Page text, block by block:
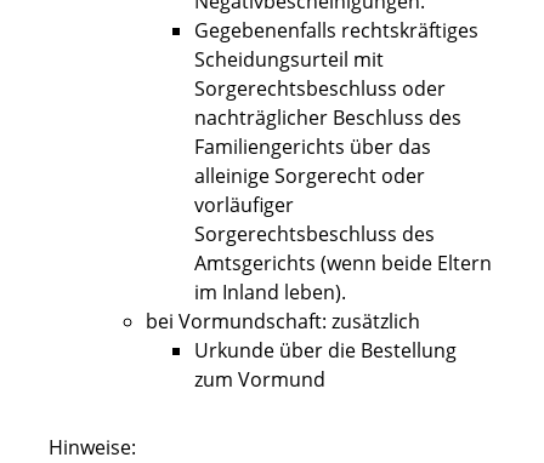
Gegebenenfalls rechtskräftiges
Scheidungsurteil mit
Sorgerechtsbeschluss oder
nachträglicher Beschluss des
Familiengerichts über das
alleinige Sorgerecht oder
vorläufiger
Sorgerechtsbeschluss des
Amtsgerichts (wenn beide Eltern
im Inland leben).
bei Vormundschaft: zusätzlich
Urkunde über die Bestellung
zum Vormund
Hinweise: